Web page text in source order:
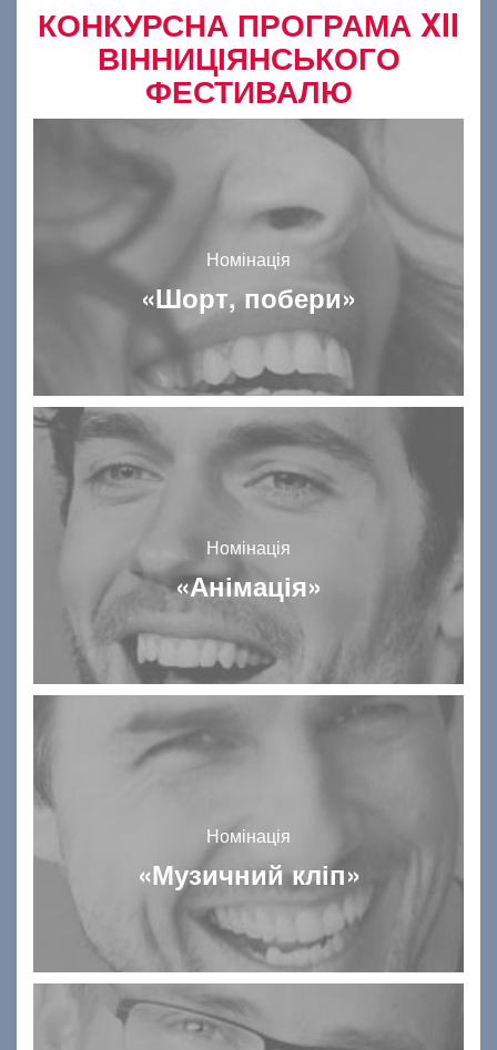
КОНКУРСНА ПРОГРАМА XII
ВІННИЦІЯНСЬКОГО
ФЕСТИВАЛЮ
Номінація
«Шорт, побери»
Номінація
«Анімація»
Номінація
«Музичний кліп»